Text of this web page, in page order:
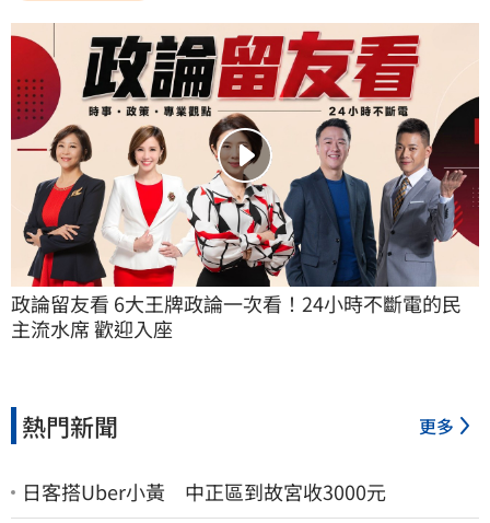
政論留友看 6大王牌政論一次看！24小時不斷電的民
主流水席 歡迎入座
熱門新聞 更多
日客搭Uber小黃 中正區到故宮收3000元